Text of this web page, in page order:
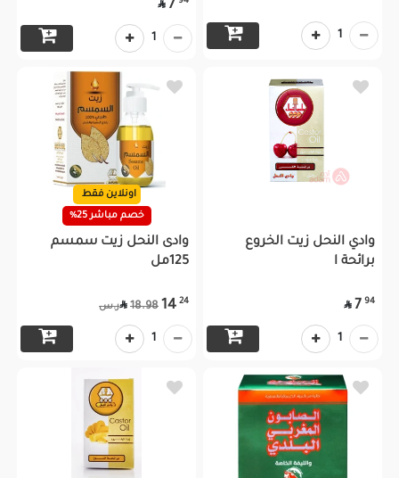
1
7

1
وادي النحل زيت الخروع
برائحة ا
94
7

1
اونلاين فقط
خصم مباشر 25%
وادى النحل زيت سمسم
125مل
24
14
 18.98 ر.س
1